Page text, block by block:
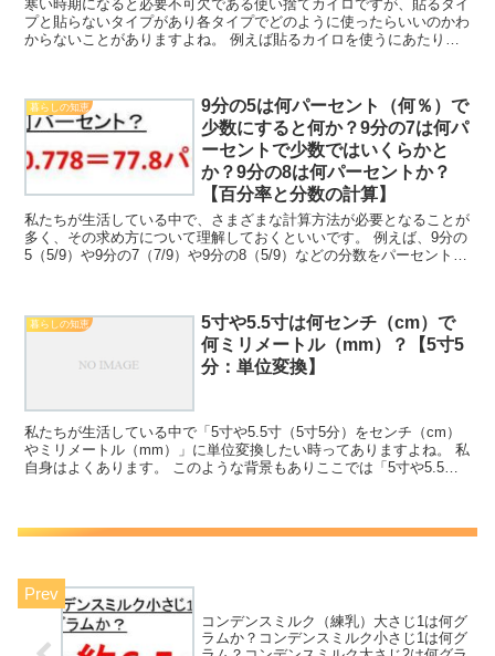
寒い時期になると必要不可欠である使い捨てカイロですが、貼るタイ
プと貼らないタイプがあり各タイプでどのように使ったらいいのかわ
からないことがありますよね。 例えば貼るカイロを使うにあたり、
暮らしの知恵
9分の5は何パーセント（何％）で
少数にすると何か？9分の7は何パ
ーセントで少数ではいくらかと
か？9分の8は何パーセントか？
【百分率と分数の計算】
私たちが生活している中で、さまざまな計算方法が必要となることが
多く、その求め方について理解しておくといいです。 例えば、9分の
5（5/9）や9分の7（7/9）や9分の8（5/9）などの分数をパーセントに
暮らしの知恵
5寸や5.5寸は何センチ（cm）で
何ミリメートル（mm）？【5寸5
分：単位変換】
私たちが生活している中で「5寸や5.5寸（5寸5分）をセンチ（cm）
やミリメートル（mm）」に単位変換したい時ってありますよね。 私
自身はよくあります。 このような背景もありここでは「5寸や5.5寸
コンデンスミルク（練乳）大さじ1は何グ
ラムか？コンデンスミルク小さじ1は何グ